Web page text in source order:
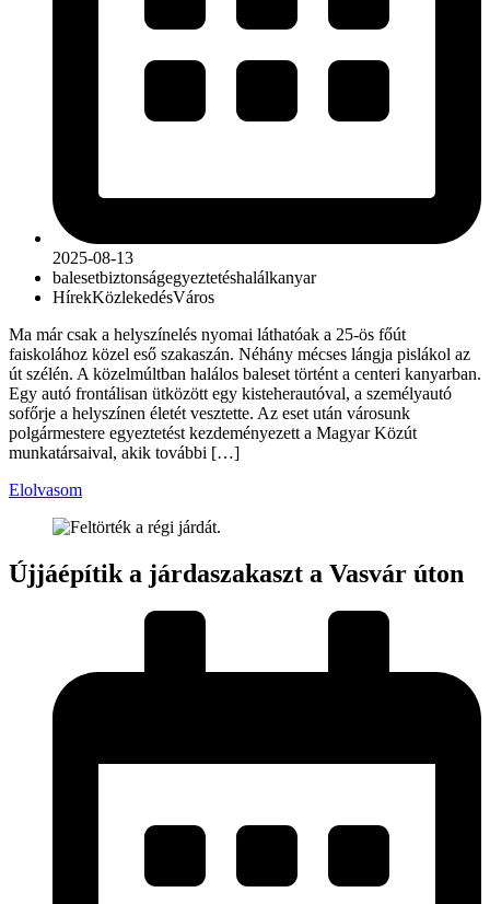
2025-08-13
balesetbiztonságegyeztetéshalálkanyar
HírekKözlekedésVáros
Ma már csak a helyszínelés nyomai láthatóak a 25-ös főút
faiskolához közel eső szakaszán. Néhány mécses lángja pislákol az
út szélén. A közelmúltban halálos baleset történt a centeri kanyarban.
Egy autó frontálisan ütközött egy kisteherautóval, a személyautó
sofőrje a helyszínen életét vesztette. Az eset után városunk
polgármestere egyeztetést kezdeményezett a Magyar Közút
munkatársaival, akik további […]
Elolvasom
Újjáépítik a járdaszakaszt a Vasvár úton